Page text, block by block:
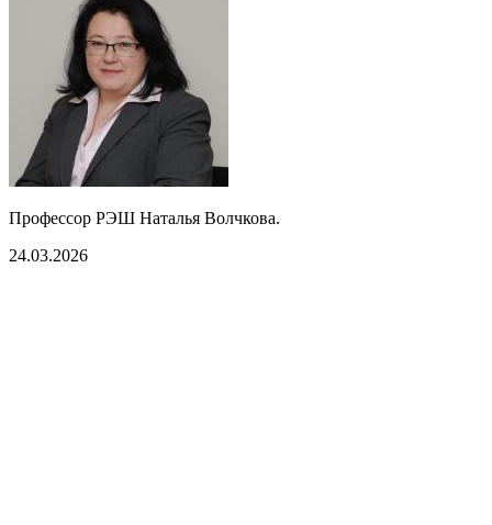
Профессор РЭШ Наталья Волчкова.
24.03.2026